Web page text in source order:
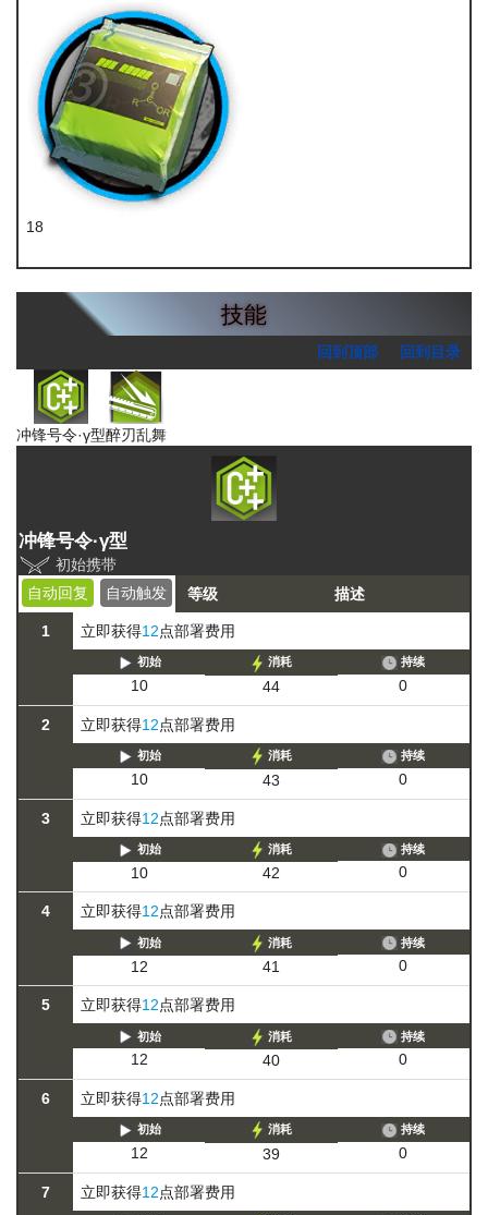
18
技能
回到顶部 回到目录
冲锋号令·γ型醉刃乱舞
冲锋号令·γ型
初始携带
自动回复
自动触发 等级 描述
1 立即获得12点部署费用
初始
10
消耗
44
持续
0
2 立即获得12点部署费用
初始
10
消耗
43
持续
0
3 立即获得12点部署费用
初始
10
消耗
42
持续
0
4 立即获得12点部署费用
初始
12
消耗
41
持续
0
5 立即获得12点部署费用
初始
12
消耗
40
持续
0
6 立即获得12点部署费用
初始
12
消耗
39
持续
0
7 立即获得12点部署费用